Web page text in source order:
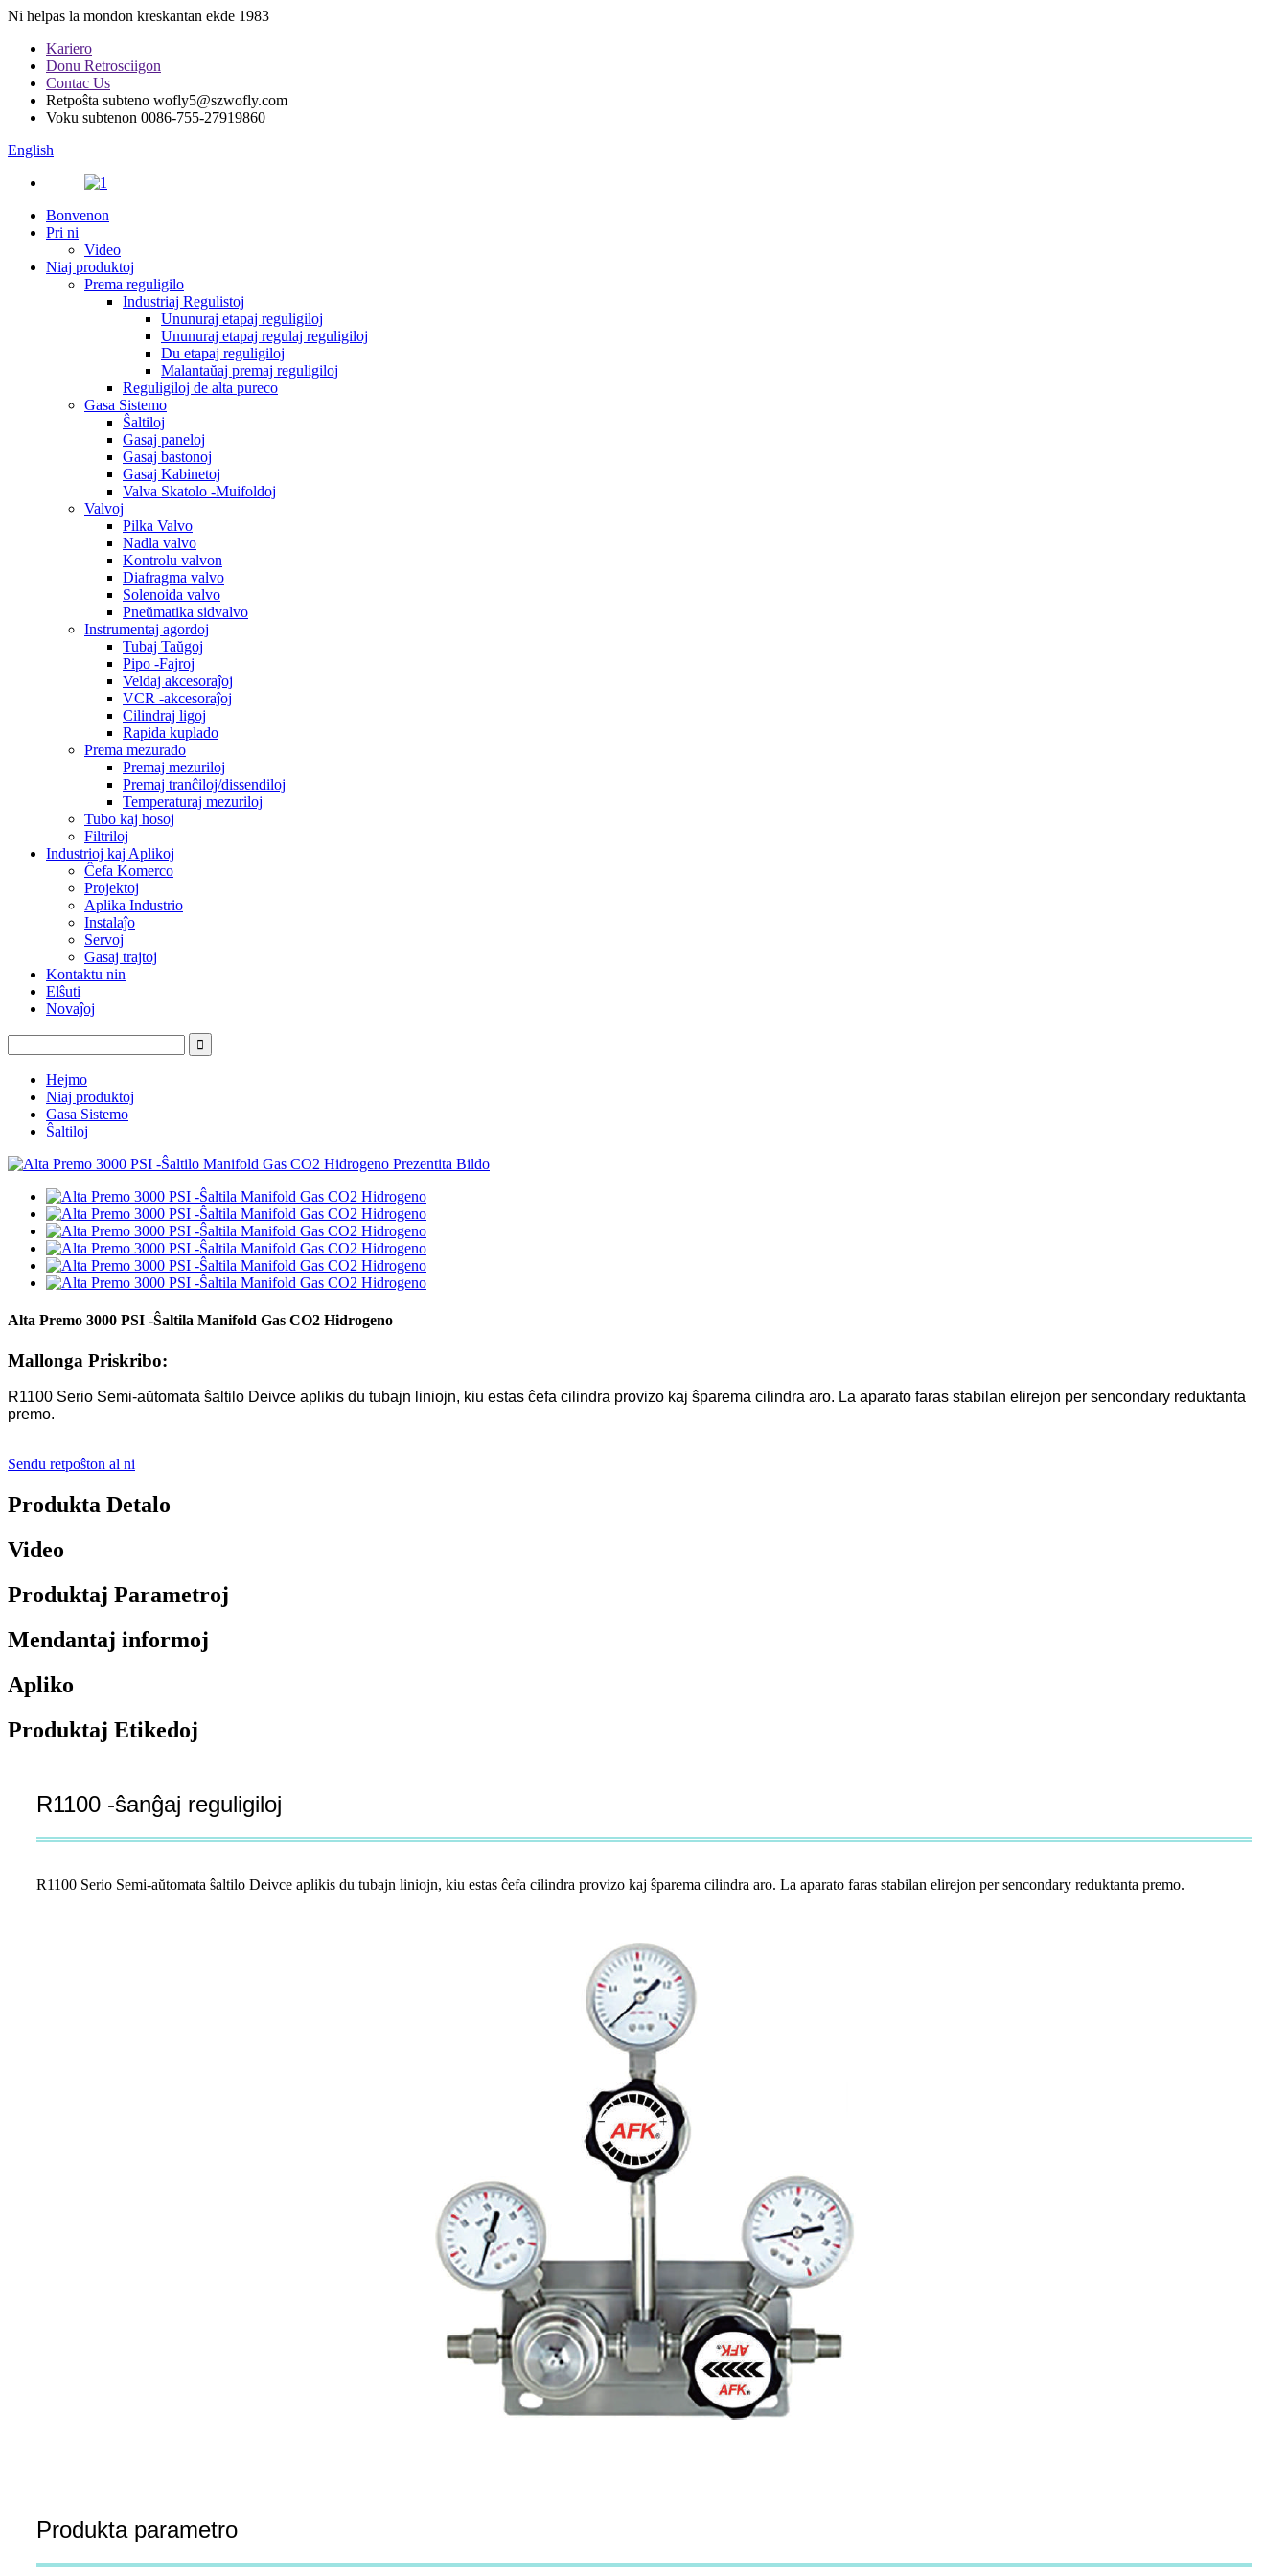
Ni helpas la mondon kreskantan ekde 1983
Kariero
Donu Retrosciigon
Contac Us
Retpoŝta subteno wofly5@szwofly.com
Voku subtenon 0086-755-27919860
English
Bonvenon
Pri ni
Video
Niaj produktoj
Prema reguligilo
Industriaj Regulistoj
Ununuraj etapaj reguligiloj
Ununuraj etapaj regulaj reguligiloj
Du etapaj reguligiloj
Malantaŭaj premaj reguligiloj
Reguligiloj de alta pureco
Gasa Sistemo
Ŝaltiloj
Gasaj paneloj
Gasaj bastonoj
Gasaj Kabinetoj
Valva Skatolo -Muifoldoj
Valvoj
Pilka Valvo
Nadla valvo
Kontrolu valvon
Diafragma valvo
Solenoida valvo
Pneŭmatika sidvalvo
Instrumentaj agordoj
Tubaj Taŭgoj
Pipo -Fajroj
Veldaj akcesoraĵoj
VCR -akcesoraĵoj
Cilindraj ligoj
Rapida kuplado
Prema mezurado
Premaj mezuriloj
Premaj tranĉiloj/dissendiloj
Temperaturaj mezuriloj
Tubo kaj hosoj
Filtriloj
Industrioj kaj Aplikoj
Ĉefa Komerco
Projektoj
Aplika Industrio
Instalaĵo
Servoj
Gasaj trajtoj
Kontaktu nin
Elŝuti
Novaĵoj
Hejmo
Niaj produktoj
Gasa Sistemo
Ŝaltiloj
Alta Premo 3000 PSI -Ŝaltila Manifold Gas CO2 Hidrogeno
Mallonga Priskribo:
R1100 Serio Semi-aŭtomata ŝaltilo Deivce aplikis du tubajn liniojn, kiu estas ĉefa cilindra provizo kaj ŝparema cilindra aro. La aparato faras stabilan elirejon per sencondary reduktanta
premo.
Sendu retpoŝton al ni
Produkta Detalo
Video
Produktaj Parametroj
Mendantaj informoj
Apliko
Produktaj Etikedoj
R1100 -ŝanĝaj reguligiloj
R1100 Serio Semi-aŭtomata ŝaltilo Deivce aplikis du tubajn liniojn, kiu estas ĉefa cilindra provizo kaj ŝparema cilindra aro. La aparato faras stabilan elirejon per sencondary reduktanta premo.
Produkta parametro